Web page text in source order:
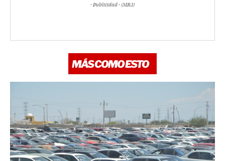
- Publicidad - (MR3)
MÁS COMO ESTO